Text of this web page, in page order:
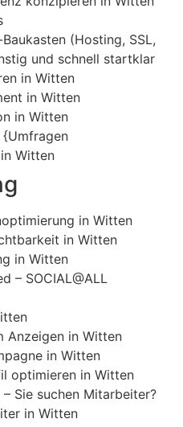
(Hosting, SSL,
und schnell startklar
in Witten
in Witten
in Witten
{Umfragen
Witten
in Witten
in Witten
in Witten
– SOCIAL@ALL
Anzeigen in Witten
in Witten
optimieren in Witten
Sie suchen Mitarbeiter?
in Witten